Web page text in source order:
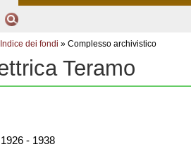
Indice dei fondi » Complesso archivistico
Teramo
1926 - 1938